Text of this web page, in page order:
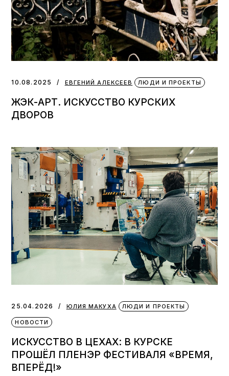
10.08.2025 ЕВГЕНИЙ АЛЕКСЕЕВ ЛЮДИ И ПРОЕКТЫ
ЖЭК-АРТ. ИСКУССТВО КУРСКИХ
ДВОРОВ
25.04.2026 ЮЛИЯ МАКУХА ЛЮДИ И ПРОЕКТЫ
НОВОСТИ
ИСКУССТВО В ЦЕХАХ: В КУРСКЕ
ПРОШЁЛ ПЛЕНЭР ФЕСТИВАЛЯ «ВРЕМЯ,
ВПЕРЁД!»